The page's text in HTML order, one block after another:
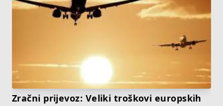
Zračni prijevoz: Veliki troškovi europskih